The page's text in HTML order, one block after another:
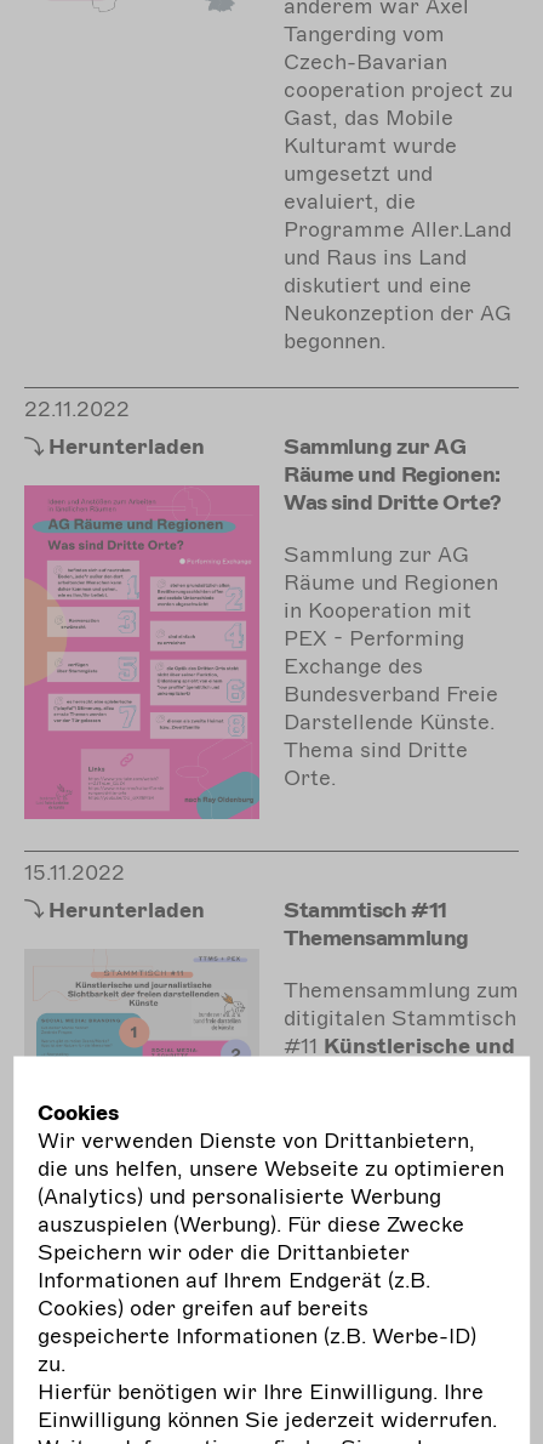
anderem war Axel
Tangerding vom
Czech-Bavarian
cooperation project zu
Gast, das Mobile
Kulturamt wurde
umgesetzt und
evaluiert, die
Programme Aller.Land
und Raus ins Land
diskutiert und eine
Neukonzeption der AG
begonnen.
22.11.2022
Herunterladen
Sammlung zur AG
Räume und Regionen:
Was sind Dritte Orte?
Sammlung zur AG
Räume und Regionen
in Kooperation mit
PEX - Performing
Exchange des
Bundesverband Freie
Darstellende Künste.
Thema sind Dritte
Orte.
15.11.2022
Herunterladen
Stammtisch #11
Themensammlung
Themensammlung zum
ditigitalen Stammtisch
#11 Künstlerische und
freien darstellenden
Künste" von
"Performing
Exchangeund "tanz +
theater machen stark"
vom 15. November
2022.
11.10.2022
Herunterladen
Stammtisch #10
Themensammlung
Cookies
Wir verwenden Dienste von Drittanbietern,
die uns helfen, unsere Webseite zu optimieren
(Analytics) und personalisierte Werbung
auszuspielen (Werbung). Für diese Zwecke
Speichern wir oder die Drittanbieter
Informationen auf Ihrem Endgerät (z.B.
Cookies) oder greifen auf bereits
gespeicherte Informationen (z.B. Werbe-ID)
zu.
Hierfür benötigen wir Ihre Einwilligung. Ihre
Einwilligung können Sie jederzeit widerrufen.